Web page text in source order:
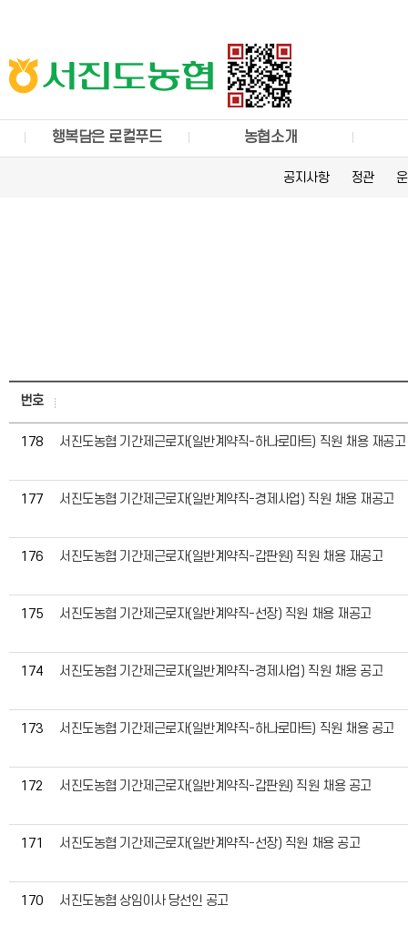
행복담은 로컬푸드 농협소개
공지사항 정관
번호
178 서진도농협 기간제근로자(일반계약직-하나로마트) 직원 채용 재공
177 서진도농협 기간제근로자(일반계약직-경제사업) 직원 채용 재공고
176 서진도농협 기간제근로자(일반계약직-갑판원) 직원 채용 재공고
175 서진도농협 기간제근로자(일반계약직-선장) 직원 채용 재공고
174 서진도농협 기간제근로자(일반계약직-경제사업) 직원 채용 공고
173 서진도농협 기간제근로자(일반계약직-하나로마트) 직원 채용 공고
172 서진도농협 기간제근로자(일반계약직-갑판원) 직원 채용 공고
171 서진도농협 기간제근로자(일반계약직-선장) 직원 채용 공고
170 서진도농협 상임이사 당선인 공고